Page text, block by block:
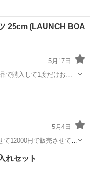
25cm (LAUNCH BOA
5月17日
で購入して1度だけお試
、少しタイト過ぎたため
ド
5月4日
12000円で販売させて頂
ます。(左のつま先内外側
ド セット
れセット